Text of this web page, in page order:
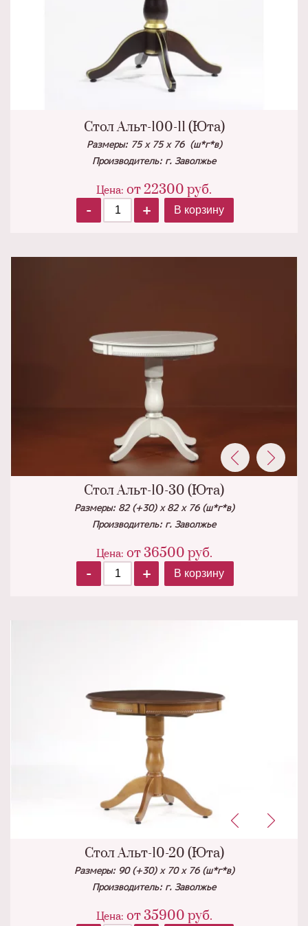
Стол Альт-100-11 (Юта)
Размеры: 75 х 75 х 76 (ш*г*в)
Производитель: г. Заволжье
Цена: от22300 руб.
-
+ В корзину
Стол Альт-10-30 (Юта)
Размеры: 82 (+30) х 82 х 76 (ш*г*в)
Производитель: г. Заволжье
Цена: от36500 руб.
-
+ В корзину
Стол Альт-10-20 (Юта)
Размеры: 90 (+30) х 70 х 76 (ш*г*в)
Производитель: г. Заволжье
Цена: от35900 руб.